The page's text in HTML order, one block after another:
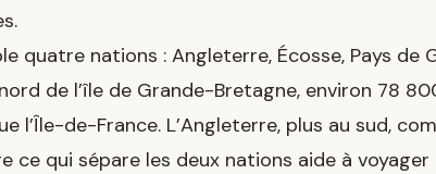
quatre nations : Angleterre, Écosse, Pays de
de l’île de Grande-Bretagne, environ 78
l’Île-de-France. L’Angleterre, plus au sud,
ce qui sépare les deux nations aide à